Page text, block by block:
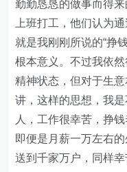
勤勤恳恳的做事而得
上班打工，他们认为
就是我刚刚所说的“挣
根本意义。不过我依
精神状态，但对于生
讲，这样的思想，我
人，工作很幸苦，挣
即便是月薪一万左右
送到千家万户，同样幸